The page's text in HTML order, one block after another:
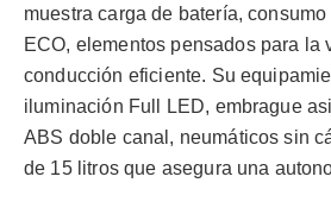
muestra carga de batería,
ECO, elementos pensados para la
conducción eficiente. Su
iluminación Full LED, embrague
ABS doble canal, neumáticos sin
de 15 litros que asegura una